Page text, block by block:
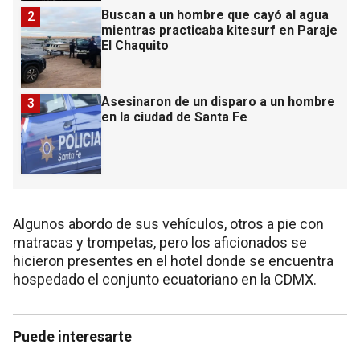
Buscan a un hombre que cayó al agua
mientras practicaba kitesurf en Paraje
El Chaquito
2
Asesinaron de un disparo a un hombre
en la ciudad de Santa Fe
3
Algunos abordo de sus vehículos, otros a pie con
matracas y trompetas, pero los aficionados se
hicieron presentes en el hotel donde se encuentra
hospedado el conjunto ecuatoriano en la CDMX.
Puede interesarte